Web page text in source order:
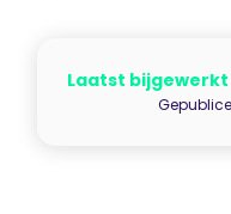
Laatst bijgewerkt